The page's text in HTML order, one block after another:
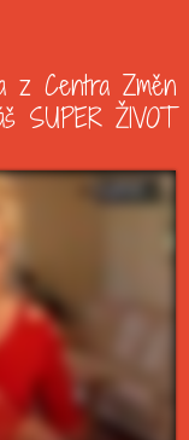
z Centra Změn
SUPER ŽIVOT